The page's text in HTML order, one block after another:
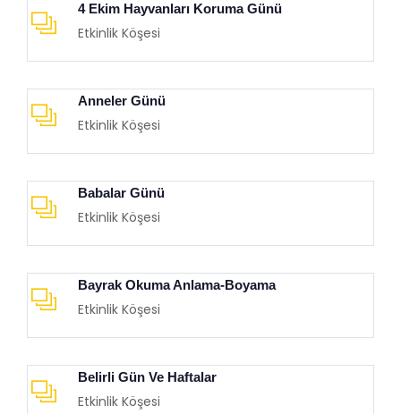
4 Ekim Hayvanları Koruma Günü
Etkinlik Köşesi
Anneler Günü
Etkinlik Köşesi
Babalar Günü
Etkinlik Köşesi
Bayrak Okuma Anlama-Boyama
Etkinlik Köşesi
Belirli Gün Ve Haftalar
Etkinlik Köşesi